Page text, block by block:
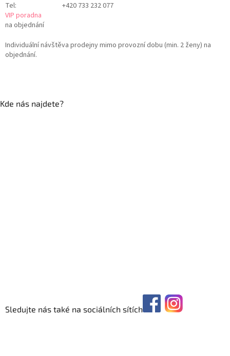
Tel:
+420 733 232 077
VIP poradna
na objednání
Individuální návštěva prodejny mimo provozní dobu (min. 2 ženy) na
objednání.
Kde nás najdete?
Sledujte nás také na sociálních sítích